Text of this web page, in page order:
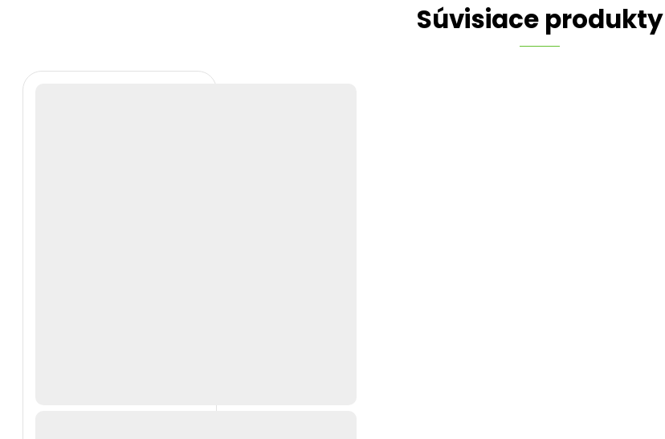
Súvisiace produkty